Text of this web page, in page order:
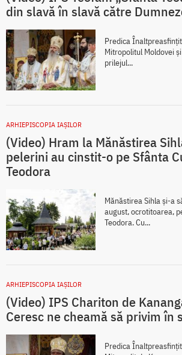
din slavă în slavă către
Predica
Mitropolitul Moldovei
prilejul...
ARHIEPISCOPIA IAŞILOR
(Video) Hram la Mănăstirea
pelerini au cinstit-o pe Sfânta
Teodora
Mănăstirea Sihla și-a
august, ocrotitoarea,
Teodora. Cu...
ARHIEPISCOPIA IAŞILOR
(Video) IPS Chariton de
Ceresc ne cheamă să privim în
Predica